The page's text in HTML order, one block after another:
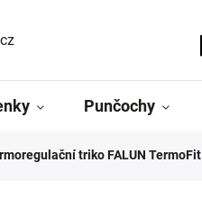
Punčochy
triko FALUN